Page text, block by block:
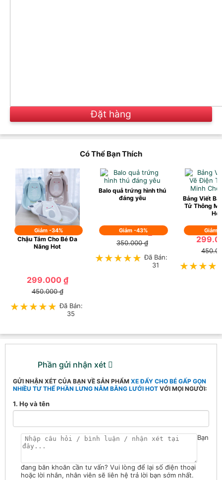
Đặt hàng
Có Thể Bạn Thích
Giảm -34%
Chậu Tắm Cho Bé Đa
Năng Hot
299.000 ₫
450.000 ₫
★★★★★
★★★★★ Đã Bán:
35
Giảm -43%
Balo quả trứng hình thú
đáng yêu
199.000 ₫
350.000 ₫
★★★★★
★★★★★ Đã Bán:
31
Giảm
Bảng Viết
Tử Thông
Hot
Phần gửi nhận xét
GỬI NHẬN XÉT CỦA BẠN VỀ SẢN PHẨM XE ĐẨY CHO BÉ GẤP GỌN
NHIỀU TƯ THẾ PHẦN LƯNG NẰM BẰNG LƯỚI HOT VỚI MỌI NGƯỜI:
1. Họ và tên
Bạn
đang băn khoăn cần tư vấn? Vui lòng để lại số điện thoại
hoặc lời nhắn, nhân viên sẽ liên hệ trả lời bạn sớm nhất.